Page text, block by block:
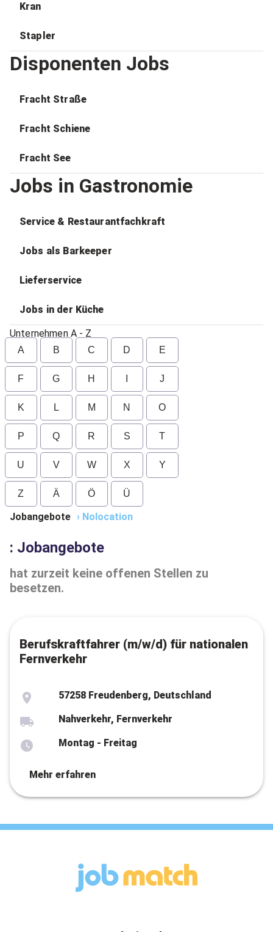
Kran
Stapler
Disponenten Jobs
Fracht Straße
Fracht Schiene
Fracht See
Jobs in Gastronomie
Service & Restaurantfachkraft
Jobs als Barkeeper
Lieferservice
Jobs in der Küche
Unternehmen A - Z
A B C D E
F G H J
K L M N O
P Q R S T
U V W X Y
Z Ä Ö Ü
Jobangebote › Nolocation
: Jobangebote
hat zurzeit keine offenen Stellen zu
besetzen.
Berufskraftfahrer (m/w/d) für nationalen
Fernverkehr
57258 Freudenberg, Deutschland
Nahverkehr, Fernverkehr
Montag - Freitag
Mehr erfahren